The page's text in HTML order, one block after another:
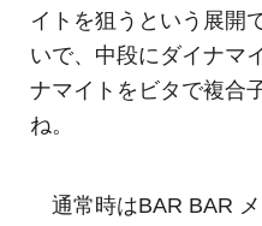
イトを狙うという展開
いで、中段にダイナマ
ナマイトをビタで複合
ね。
通常時はBAR BAR